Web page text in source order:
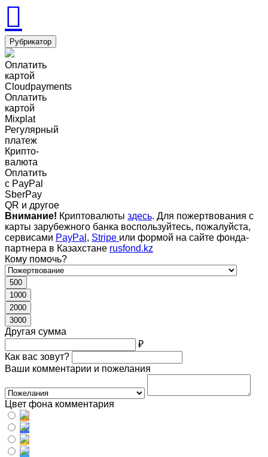
Рубрикатор
Оплатить
картой
Cloudpayments
Оплатить
картой
Mixplat
Регулярный
платеж
Крипто-
валюта
Оплатить
c PayPal
SberPay
QR и другое
Внимание! Криптовалюты здесь. Для пожертвования с
карты зарубежного банка воспользуйтесь, пожалуйста,
сервисами PayPal , Stripe или формой на сайте фонда-
партнера в Казахстане rusfond.kz
Кому помочь?
500
1000
2000
3000
Другая сумма
₽
Как вас зовут?
Ваши комментарии и пожелания
Цвет фона комментария